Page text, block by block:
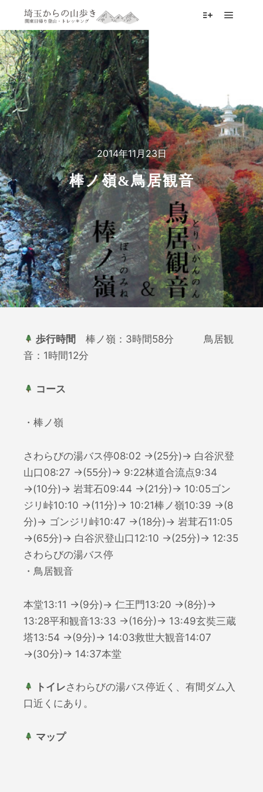
2014年11月23日
棒ノ嶺&鳥居観音
歩行時間 棒ノ嶺：3時間58分 鳥居観
音：1時間12分
コース
・棒ノ嶺
さわらびの湯バス停08:02 →(25分)→ 白谷沢登
山口08:27 →(55分)→ 9:22林道合流点9:34
→(10分)→ 岩茸石09:44 →(21分)→ 10:05ゴン
ジリ峠10:10 →(11分)→ 10:21棒ノ嶺10:39 →(8
分)→ ゴンジリ峠10:47 →(18分)→ 岩茸石11:05
→(65分)→ 白谷沢登山口12:10 →(25分)→ 12:35
さわらびの湯バス停
・鳥居観音
本堂13:11 →(9分)→ 仁王門13:20 →(8分)→
13:28平和観音13:33 →(16分)→ 13:49玄奘三蔵
塔13:54 →(9分)→ 14:03救世大観音14:07
→(30分)→ 14:37本堂
トイレさわらびの湯バス停近く、有間ダム入
口近くにあり。
マップ